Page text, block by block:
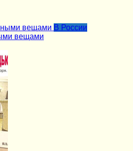
В России
вещами